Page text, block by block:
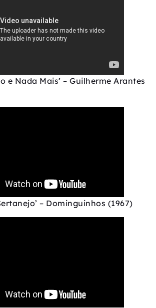
e Nada Mais’ – Guilherme Arantes
– Dominguinhos (1967)